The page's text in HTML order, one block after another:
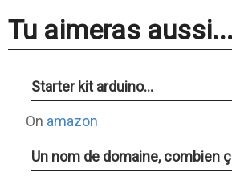
Tu aimeras aussi...
Starter kit arduino...
On amazon
Un nom de domaine, combien